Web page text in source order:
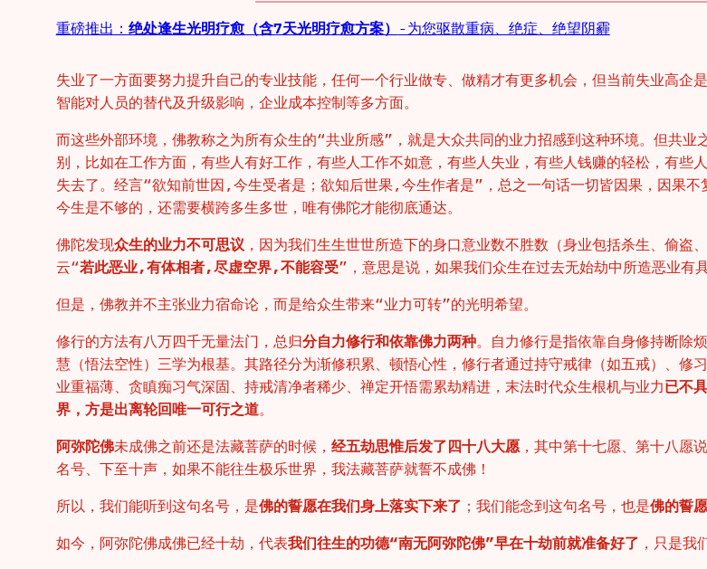
重磅推出： 绝处逢生光明疗愈（含7天光明疗愈方案） -为您驱散重病、绝症、绝望阴霾
失业了一方面要努力提升自己的专业技能，任何一个行业做专、做精才有更多机会，但当前失业高
智能对人员的替代及升级影响，企业成本控制等多方面。
而这些外部环境，佛教称之为所有众生的“共业所感”，就是大众共同的业力招感到这种环境。但共
别，比如在工作方面，有些人有好工作，有些人工作不如意，有些人失业，有些人钱赚的轻松，有
失去了。经言“欲知前世因,今生受者是；欲知后世果,今生作者是”，总之一句话一切皆因果，因果
今生是不够的，还需要横跨多生多世，唯有佛陀才能彻底通达。
佛陀发现众生的业力不可思议 ，因为我们生生世世所造下的身口意业数不胜数（身业包括杀生、偷
云“若此恶业,有体相者,尽虚空界,不能容受”，意思是说，如果我们众生在过去无始劫中所造恶业有
但是，佛教并不主张业力宿命论，而是给众生带来“业力可转”的光明希望。
修行的方法有八万四千无量法门，总归分自力修行和依靠佛力两种。自力修行是指依靠自身修持断除
慧（悟法空性）三学为根基。其路径分为渐修积累、顿悟心性，修行者通过持守戒律（如五戒）、
业重福薄、贪瞋痴习气深固、持戒清净者稀少、禅定开悟需累劫精进，末法时代众生根机与业力已不
界，方是出离轮回唯一可行之道。
阿弥陀佛未成佛之前还是法藏菩萨的时候， 经五劫思惟后发了四十八大愿，其中第十七愿、第十八愿
名号、下至十声，如果不能往生极乐世界，我法藏菩萨就誓不成佛！
所以，我们能听到这句名号，是佛的誓愿在我们身上落实下来了 ；我们能念到这句名号，也是佛的誓
如今，阿弥陀佛成佛已经十劫，代表我们往生的功德“南无阿弥陀佛”早在十劫前就准备好了 ，只是我